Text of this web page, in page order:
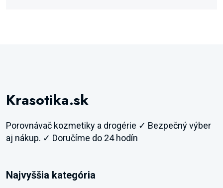
Krasotika.sk
Porovnávač kozmetiky a drogérie ✓ Bezpečný výber
aj nákup. ✓ Doručíme do 24 hodín
Najvyššia kategória